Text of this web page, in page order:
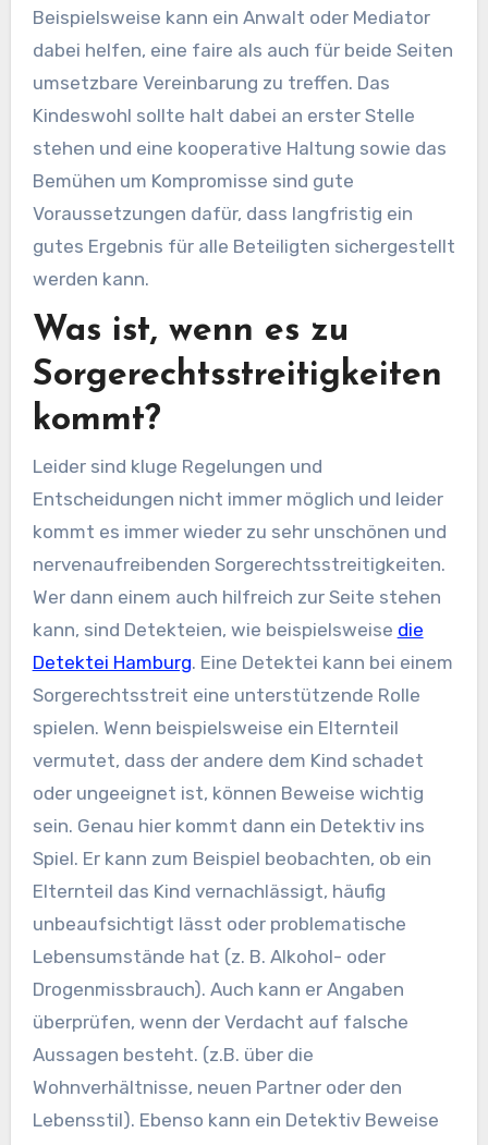
Beispielsweise kann ein Anwalt oder Mediator
dabei helfen, eine faire als auch für beide Seiten
umsetzbare Vereinbarung zu treffen. Das
Kindeswohl sollte halt dabei an erster Stelle
stehen und eine kooperative Haltung sowie das
Bemühen um Kompromisse sind gute
Voraussetzungen dafür, dass langfristig ein
gutes Ergebnis für alle Beteiligten sichergestellt
werden kann.
Was ist, wenn es zu
Sorgerechtsstreitigkeiten
kommt?
Leider sind kluge Regelungen und
Entscheidungen nicht immer möglich und leider
kommt es immer wieder zu sehr unschönen und
nervenaufreibenden Sorgerechtsstreitigkeiten.
Wer dann einem auch hilfreich zur Seite stehen
kann, sind Detekteien, wie beispielsweise die
Detektei Hamburg. Eine Detektei kann bei einem
Sorgerechtsstreit eine unterstützende Rolle
spielen. Wenn beispielsweise ein Elternteil
vermutet, dass der andere dem Kind schadet
oder ungeeignet ist, können Beweise wichtig
sein. Genau hier kommt dann ein Detektiv ins
Spiel. Er kann zum Beispiel beobachten, ob ein
Elternteil das Kind vernachlässigt, häufig
unbeaufsichtigt lässt oder problematische
Lebensumstände hat (z. B. Alkohol- oder
Drogenmissbrauch). Auch kann er Angaben
überprüfen, wenn der Verdacht auf falsche
Aussagen besteht. (z.B. über die
Wohnverhältnisse, neuen Partner oder den
Lebensstil). Ebenso kann ein Detektiv Beweise